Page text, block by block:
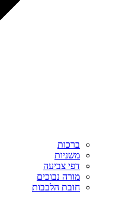
ברכות
משניות
דפי צביעה
מורה נבוכים
חובת הלבבות